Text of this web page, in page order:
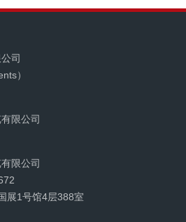
司
）
限公司
限公司
展1号馆4层388室